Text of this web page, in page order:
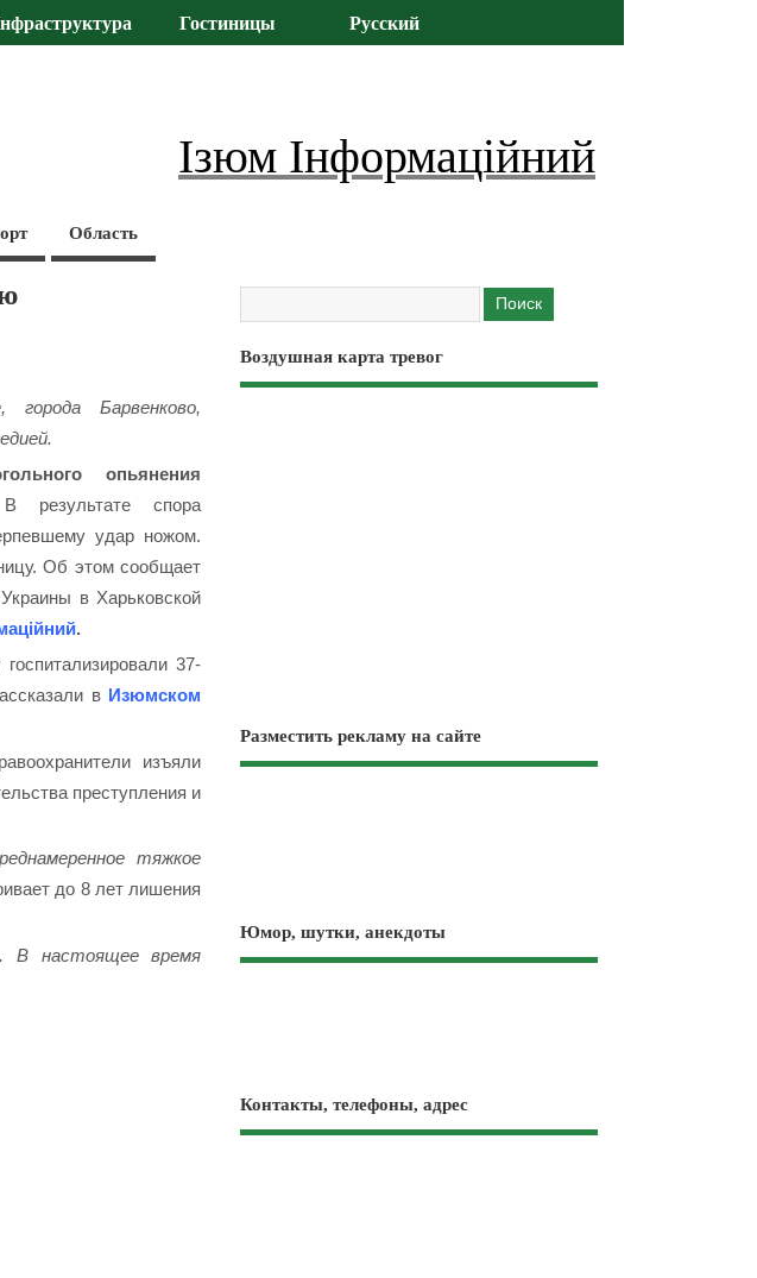
Гостиницы Русский
Ізюм Інформаційний
Область
Барвенково,
опьянения
спора
удар ножом.
Об этом сообщает
в Харьковской
.
37-
в Изюмском
изъяли
преступления и
тяжкое
до 8 лет лишения
В настоящее время
Воздушная карта тревог
Разместить рекламу на сайте
Юмор, шутки, анекдоты
Контакты, телефоны, адрес